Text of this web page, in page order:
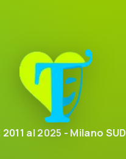
al 2025 - Milano SUD